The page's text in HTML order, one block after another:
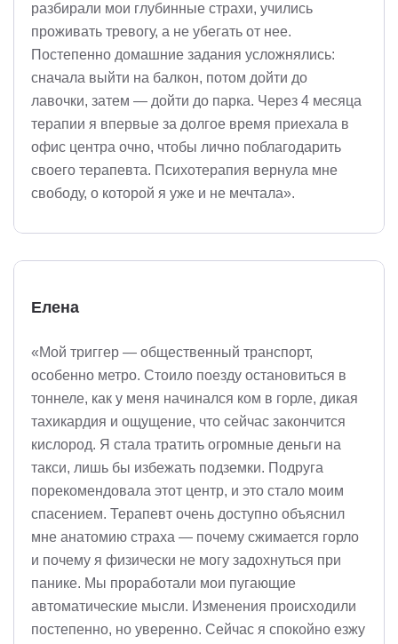
разбирали мои глубинные страхи, учились
проживать тревогу, а не убегать от нее.
Постепенно домашние задания усложнялись:
сначала выйти на балкон, потом дойти до
лавочки, затем — дойти до парка. Через 4 месяца
терапии я впервые за долгое время приехала в
офис центра очно, чтобы лично поблагодарить
своего терапевта. Психотерапия вернула мне
свободу, о которой я уже и не мечтала».
Елена
«Мой триггер — общественный транспорт,
особенно метро. Стоило поезду остановиться в
тоннеле, как у меня начинался ком в горле, дикая
тахикардия и ощущение, что сейчас закончится
кислород. Я стала тратить огромные деньги на
такси, лишь бы избежать подземки. Подруга
порекомендовала этот центр, и это стало моим
спасением. Терапевт очень доступно объяснил
мне анатомию страха — почему сжимается горло
и почему я физически не могу задохнуться при
панике. Мы проработали мои пугающие
автоматические мысли. Изменения происходили
постепенно, но уверенно. Сейчас я спокойно езжу